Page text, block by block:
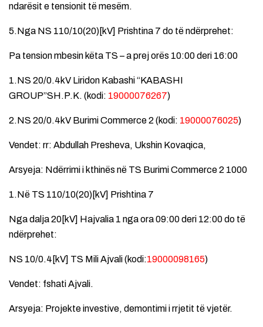
ndarësit e tensionit të mesëm.
5.Nga NS 110/10(20)[kV] Prishtina 7 do të ndërprehet:
Pa tension mbesin këta TS – a prej orës 10:00 deri 16:00
1.NS 20/0.4kV Liridon Kabashi “KABASHI
GROUP”SH.P.K. (kodi: 19000076267)
2.NS 20/0.4kV Burimi Commerce 2 (kodi: 19000076025)
Vendet: rr: Abdullah Presheva, Ukshin Kovaqica,
Arsyeja: Ndërrimi i kthinës në TS Burimi Commerce 2 1000
1.Në TS 110/10(20)[kV] Prishtina 7
Nga dalja 20[kV] Hajvalia 1 nga ora 09:00 deri 12:00 do të
ndërprehet:
NS 10/0.4[kV] TS Mili Ajvali (kodi:19000098165)
Vendet: fshati Ajvali.
Arsyeja: Projekte investive, demontimi i rrjetit të vjetër.